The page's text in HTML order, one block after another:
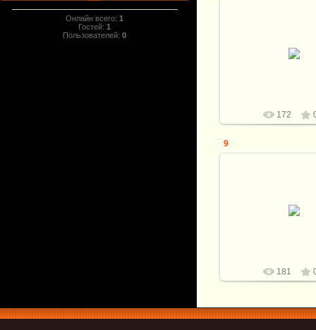
Онлайн всего:1
Гостей:1
Пользователей:0
172
9
Сталь М390 финиш
серебро,
181